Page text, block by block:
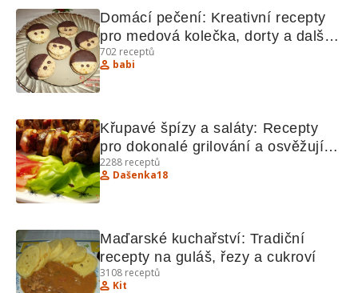
Domácí pečení: Kreativní recepty
pro medová kolečka, dorty a další
lahodnosti
702 receptů
babi
Křupavé špízy a saláty: Recepty
pro dokonalé grilování a osvěžující
saláty
2288 receptů
Dašenka18
Maďarské kuchařství: Tradiční
recepty na guláš, řezy a cukroví
3108 receptů
Kit